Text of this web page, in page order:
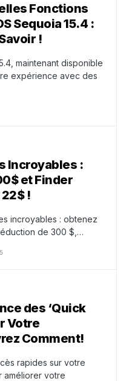
Fonctions
Sequoia 15.4 :
!
maintenant disponible
expérience avec des
Incroyables :
et Finder
!
incroyables : obtenez
de 300 $,…
des ‘Quick
Votre
Comment!
rapides sur votre
améliorer votre